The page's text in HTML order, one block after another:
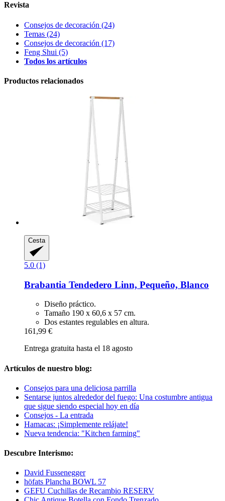
Revista
Consejos de decoración (24)
Temas (24)
Consejos de decoración (17)
Feng Shui (5)
Todos los artículos
Productos relacionados
Cesta
5.0 (1)
Brabantia Tendedero Linn, Pequeño, Blanco
Diseño práctico.
Tamaño 190 x 60,6 x 57 cm.
Dos estantes regulables en altura.
161,99 €
Entrega gratuita hasta el 18 agosto
Artículos de nuestro blog:
Consejos para una deliciosa parrilla
Sentarse juntos alrededor del fuego: Una costumbre antigua
que sigue siendo especial hoy en día
Consejos - La entrada
Hamacas: ¡Simplemente relájate!
Nueva tendencia: "Kitchen farming"
Descubre Interismo:
David Fussenegger
höfats Plancha BOWL 57
GEFU Cuchillas de Recambio RESERV